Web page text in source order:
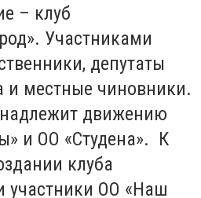
– клуб
Участниками
депутаты
и местные чиновники.
движению
и ОО «Студена». К
клуба
участники ОО «Наш